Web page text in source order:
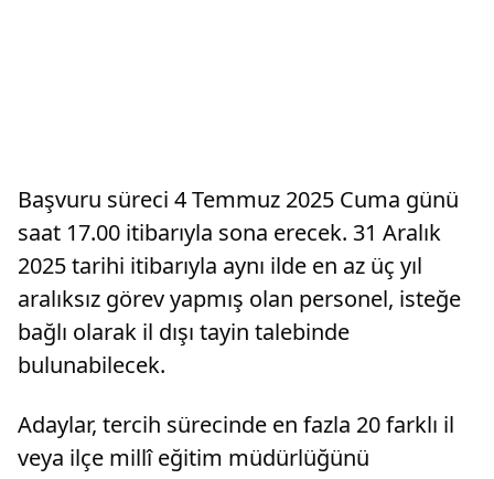
Başvuru süreci 4 Temmuz 2025 Cuma günü
saat 17.00 itibarıyla sona erecek. 31 Aralık
2025 tarihi itibarıyla aynı ilde en az üç yıl
aralıksız görev yapmış olan personel, isteğe
bağlı olarak il dışı tayin talebinde
bulunabilecek.
Adaylar, tercih sürecinde en fazla 20 farklı il
veya ilçe millî eğitim müdürlüğünü